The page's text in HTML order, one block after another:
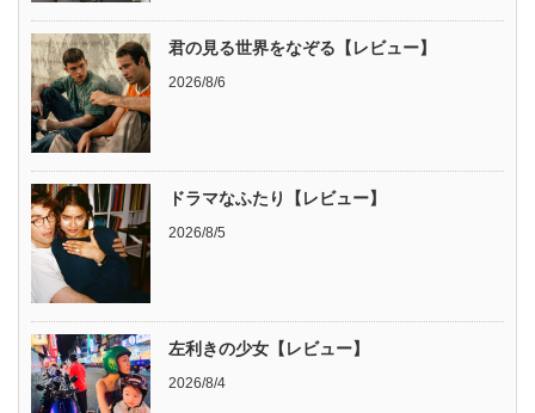
君の見る世界をなぞる【レビュー】
2026/8/6
ドラマなふたり【レビュー】
2026/8/5
左利きの少女【レビュー】
2026/8/4